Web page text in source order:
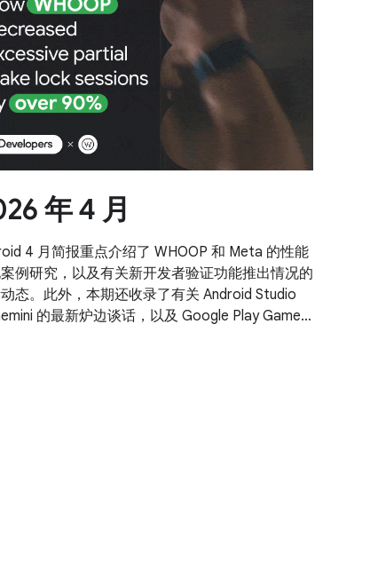
年 4 月
4 月简报重点介绍了 WHOOP 和 Meta 的性能
例研究，以及有关新开发者验证功能推出情况的
态。此外，本期还收录了有关 Android Studio
的最新炉边谈话，以及 Google Play Games